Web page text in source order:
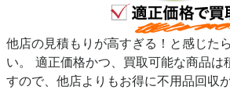
他店の見積もりが高すぎる！と感じた
い。 適正価格かつ、買取可能な商品は
すので、他店よりもお得に不用品回収